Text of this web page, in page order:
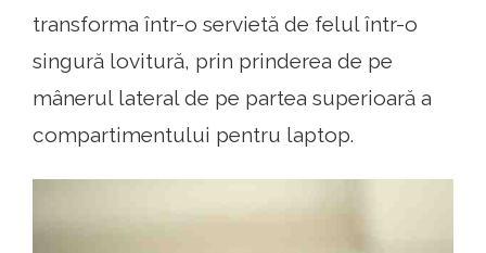
transforma într-o servietă de felul într-o
singură lovitură, prin prinderea de pe
mânerul lateral de pe partea superioară a
compartimentului pentru laptop.